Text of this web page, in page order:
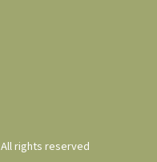
All rights reserved